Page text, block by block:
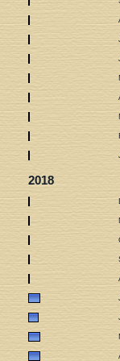
2018